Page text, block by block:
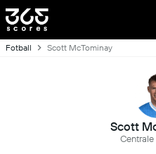
Fotball Scott McTominay
Scott